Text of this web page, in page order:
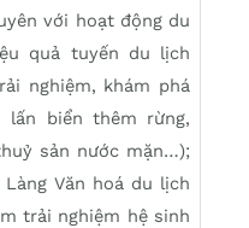
với hoạt động du
quả tuyến du lịch
nghiệm, khám phá
lấn biển thêm rừng,
sản nước mặn…);
Văn hoá du lịch
trải nghiệm hệ sinh